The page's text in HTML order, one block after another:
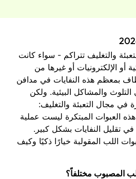
والتغليف تتراكم - سواء كانت
أو الإلكترونيات أو غيرها من
بمعظم هذه النفايات في مدافن
والمشاكل البيئية. ولكن
مجال التعبئة والتغليف:
العبوات المبتكرة ليست عملية
تقليل النفايات بشكل كبير.
اللب المقولبة خيارًا ذكيًا وكيف
المصبوب مختلفاً؟